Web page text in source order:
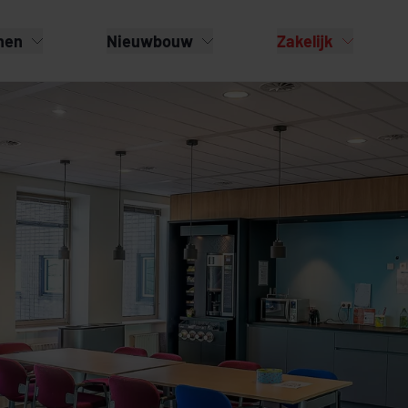
Nieuwbouw Zakelijk